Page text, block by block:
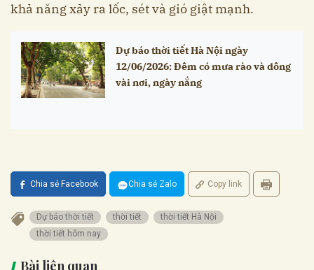
khả năng xảy ra lốc, sét và gió giật mạnh.
Dự báo thời tiết Hà Nội ngày
12/06/2026: Đêm có mưa rào và dông
vài nơi, ngày nắng
Chia sẻ Facebook Chia sẻ Zalo Copy link
Dự báo thời tiết thời tiết
thời tiết Hà Nội
thời tiết hôm nay
Bài liên quan